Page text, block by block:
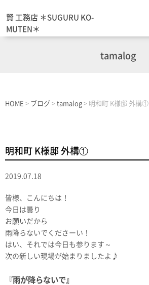
賢 工務店 ＊SUGURU KO-
MUTEN＊
tamalog
HOME > ブログ > tamalog > 明和町 K様邸 外構①
明和町 K様邸 外構①
2019.07.18
皆様、こんにちは！
今日は曇り
お願いだから
雨降らないでくださーい！
はい、それでは今日も参ります～
次の新しい現場が始まりましたよ♪
『雨が降らないで』